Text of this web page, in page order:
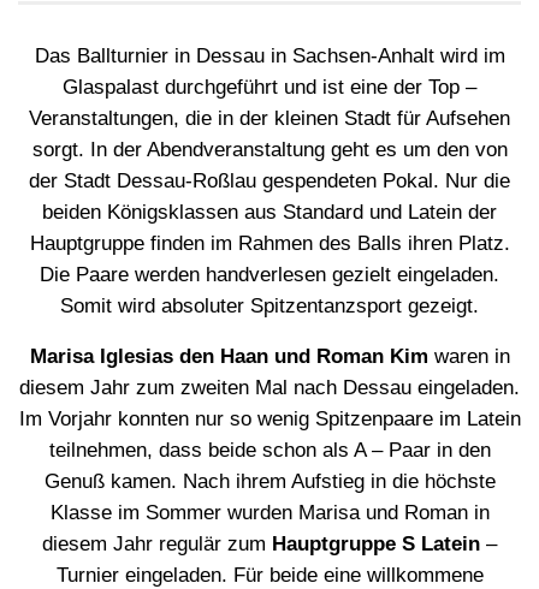
Das Ballturnier in Dessau in Sachsen-Anhalt wird im
Glaspalast durchgeführt und ist eine der Top –
Veranstaltungen, die in der kleinen Stadt für Aufsehen
sorgt. In der Abendveranstaltung geht es um den von
der Stadt Dessau-Roßlau gespendeten Pokal. Nur die
beiden Königsklassen aus Standard und Latein der
Hauptgruppe finden im Rahmen des Balls ihren Platz.
Die Paare werden handverlesen gezielt eingeladen.
Somit wird absoluter Spitzentanzsport gezeigt.
Marisa Iglesias den Haan und Roman Kim waren in
diesem Jahr zum zweiten Mal nach Dessau eingeladen.
Im Vorjahr konnten nur so wenig Spitzenpaare im Latein
teilnehmen, dass beide schon als A – Paar in den
Genuß kamen. Nach ihrem Aufstieg in die höchste
Klasse im Sommer wurden Marisa und Roman in
diesem Jahr regulär zum Hauptgruppe S Latein –
Turnier eingeladen. Für beide eine willkommene